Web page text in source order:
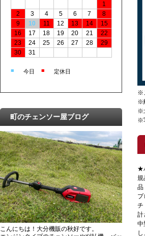
※
※
※
※
★
規
チ
計
中
1
2
3 4 5 6 7
8
9
10 11 12 13 14
15
16
17 18 19 20 21
22
23
24 25 26 27 28
29
30
31
■ 今日 ■ 定休日
町のチェンソー屋ブログ
こんにちは！大分機販の秋好です。